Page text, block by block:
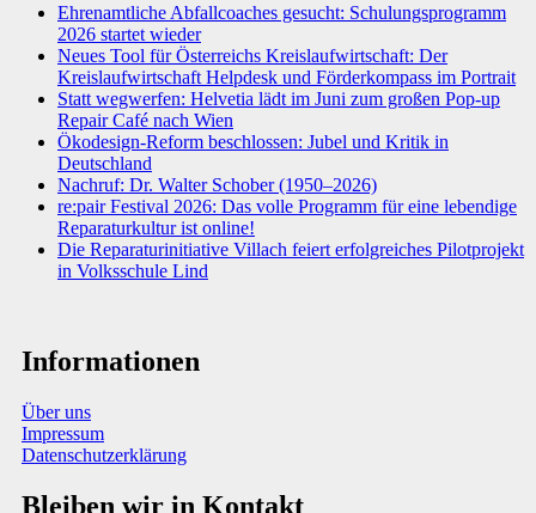
Ehrenamtliche Abfallcoaches gesucht: Schulungsprogramm
2026 startet wieder
Neues Tool für Österreichs Kreislaufwirtschaft: Der
Kreislaufwirtschaft Helpdesk und Förderkompass im Portrait
Statt wegwerfen: Helvetia lädt im Juni zum großen Pop-up
Repair Café nach Wien
Ökodesign-Reform beschlossen: Jubel und Kritik in
Deutschland
Nachruf: Dr. Walter Schober (1950–2026)
re:pair Festival 2026: Das volle Programm für eine lebendige
Reparaturkultur ist online!
Die Reparaturinitiative Villach feiert erfolgreiches Pilotprojekt
in Volksschule Lind
Informationen
Über uns
Impressum
Datenschutzerklärung
Bleiben wir in Kontakt